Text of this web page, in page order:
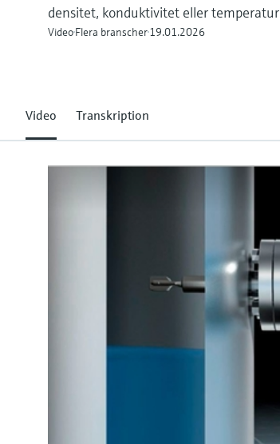
densitet, konduktivitet eller temperatur
VideoFlera branscher19.01.2026
Video Transkription